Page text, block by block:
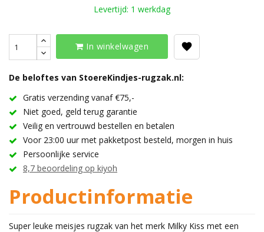
Levertijd: 1 werkdag
In winkelwagen
De beloftes van StoereKindjes-rugzak.nl:
Gratis verzending vanaf €75,-
Niet goed, geld terug garantie
Veilig en vertrouwd bestellen en betalen
Voor 23:00 uur met pakketpost besteld, morgen in huis
Persoonlijke service
8,7 beoordeling op kiyoh
Productinformatie
Super leuke meisjes rugzak van het merk Milky Kiss met een